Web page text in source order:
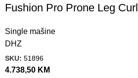
Fushion Pro Prone Leg Curl
Single mašine
DHZ
SKU: 51896
4.738,50 KM